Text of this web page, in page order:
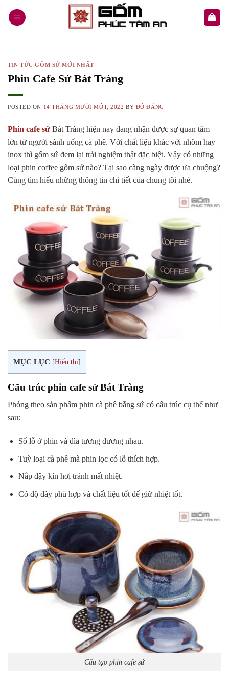
TIN TỨC GỐM SỨ MỚI NHẤT
Phin Cafe Sứ Bát Tràng
POSTED ON 14 THÁNG MƯỜI MỘT, 2022 BY ĐỖ ĐĂNG
Phin cafe sứ Bát Tràng hiện nay đang nhận được sự quan tâm
lớn từ người sành uống cà phê. Với chất liệu khác với nhôm hay
inox thì gốm sứ đem lại trải nghiệm thật đặc biệt. Vậy có những
loại phin coffee gốm sứ nào? Tại sao càng ngày được ưa chuộng?
Cùng tìm hiểu những thông tin chi tiết của chung tôi nhé.
MỤC LỤC [Hiển thị]
Cấu trúc phin cafe sứ Bát Tràng
Phỏng theo sản phẩm phin cà phê bằng sứ có cấu trúc cụ thể như
sau:
Số lỗ ở phin và đĩa tương đương nhau.
Tuỳ loại cà phê mà phin lọc có lỗ thích hợp.
Nắp đậy kín hơi tránh mất nhiệt.
Có độ dày phù hợp và chất liệu tốt để giữ nhiệt tốt.
Cấu tạo phin cafe sứ